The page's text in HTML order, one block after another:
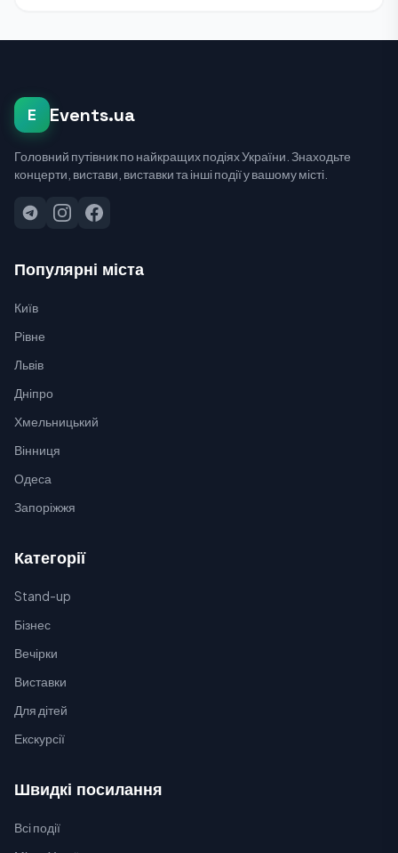
E Events.ua
Головний путівник по найкращих подіях України. Знаходьте
концерти, вистави, виставки та інші події у вашому місті.
Популярні міста
Київ
Рівне
Львів
Дніпро
Хмельницький
Вінниця
Одеса
Запоріжжя
Категорії
Stand-up
Бізнес
Вечірки
Виставки
Для дітей
Екскурсії
Швидкі посилання
Всі події